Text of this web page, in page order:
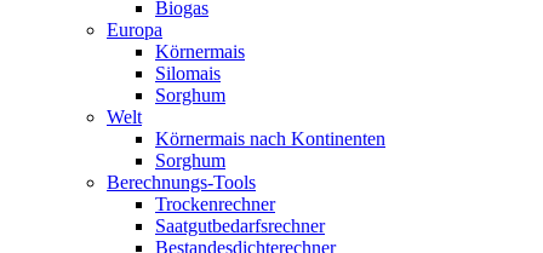
Biogas
Europa
Körnermais
Silomais
Sorghum
Welt
Körnermais nach Kontinenten
Sorghum
Berechnungs-Tools
Trockenrechner
Saatgutbedarfsrechner
Bestandesdichterechner